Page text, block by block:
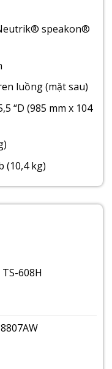
speakon®
luồng (mặt sau)
“D (985 mm x 104
(10,4 kg)
608H